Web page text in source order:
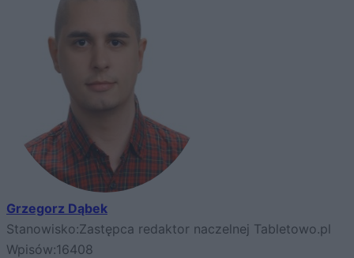
Grzegorz Dąbek
Stanowisko:Zastępca redaktor naczelnej Tabletowo.pl
Wpisów:16408